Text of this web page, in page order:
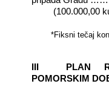
(100.000,00
*Fiksni tečaj
PLAN
POMORSKIM